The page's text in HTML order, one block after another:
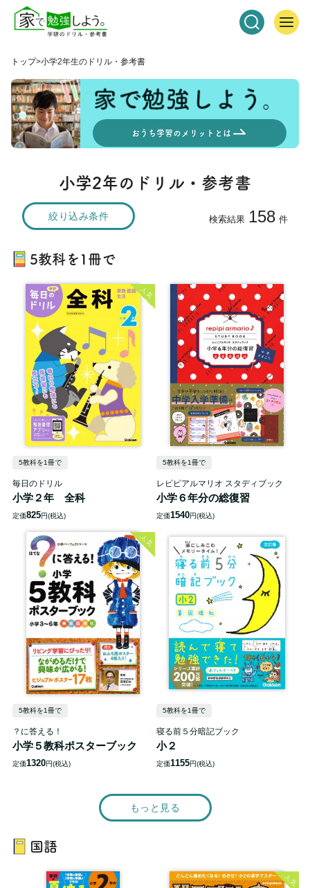
トップ 小学2年生のドリル・参考書
おうち学習のメリットとは
小学2年のドリル・参考書
絞り込み条件 検索結果 158 件
5教科を1冊で
人気
5教科を1冊で
毎日のドリル
小学２年 全科
定価825円(税込)
5教科を1冊で
レピピアルマリオ スタディブック
小学６年分の総復習
定価1540円(税込)
人気
5教科を1冊で
？に答える！
小学５教科ポスターブック
定価1320円(税込)
5教科を1冊で
寝る前５分暗記ブック
小２
定価1155円(税込)
もっと見る
国語
人気